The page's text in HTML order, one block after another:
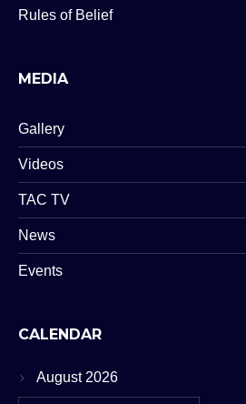
Rules of Belief
MEDIA
Gallery
Videos
TAC TV
News
Events
CALENDAR
August 2026